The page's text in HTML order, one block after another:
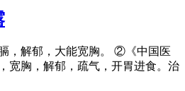
，解郁，大能宽胸。 ②《中国医
宽胸，解郁，疏气，开胃进食。治